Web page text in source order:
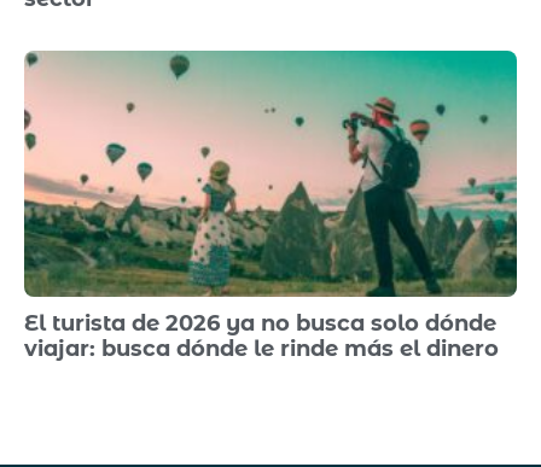
El turista de 2026 ya no busca solo dónde
viajar: busca dónde le rinde más el dinero